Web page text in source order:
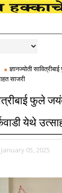
ज्ञानज्योती
साजरी
फुले
येथे
January 05, 2025